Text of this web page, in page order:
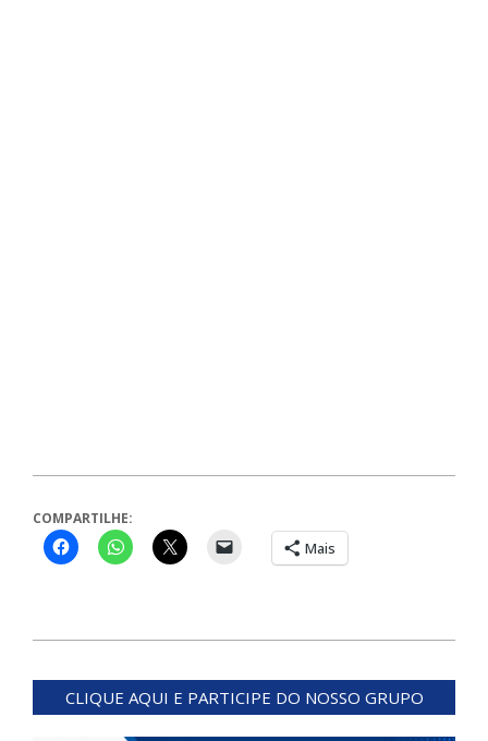
COMPARTILHE:
Mais
09-
CLIQUE AQUI E PARTICIPE DO NOSSO GRUPO